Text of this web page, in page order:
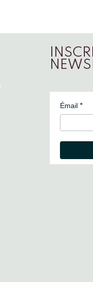
Émail